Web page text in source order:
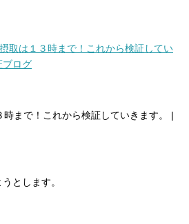
取は１３時まで！これから検証してい
ブログ
とします。